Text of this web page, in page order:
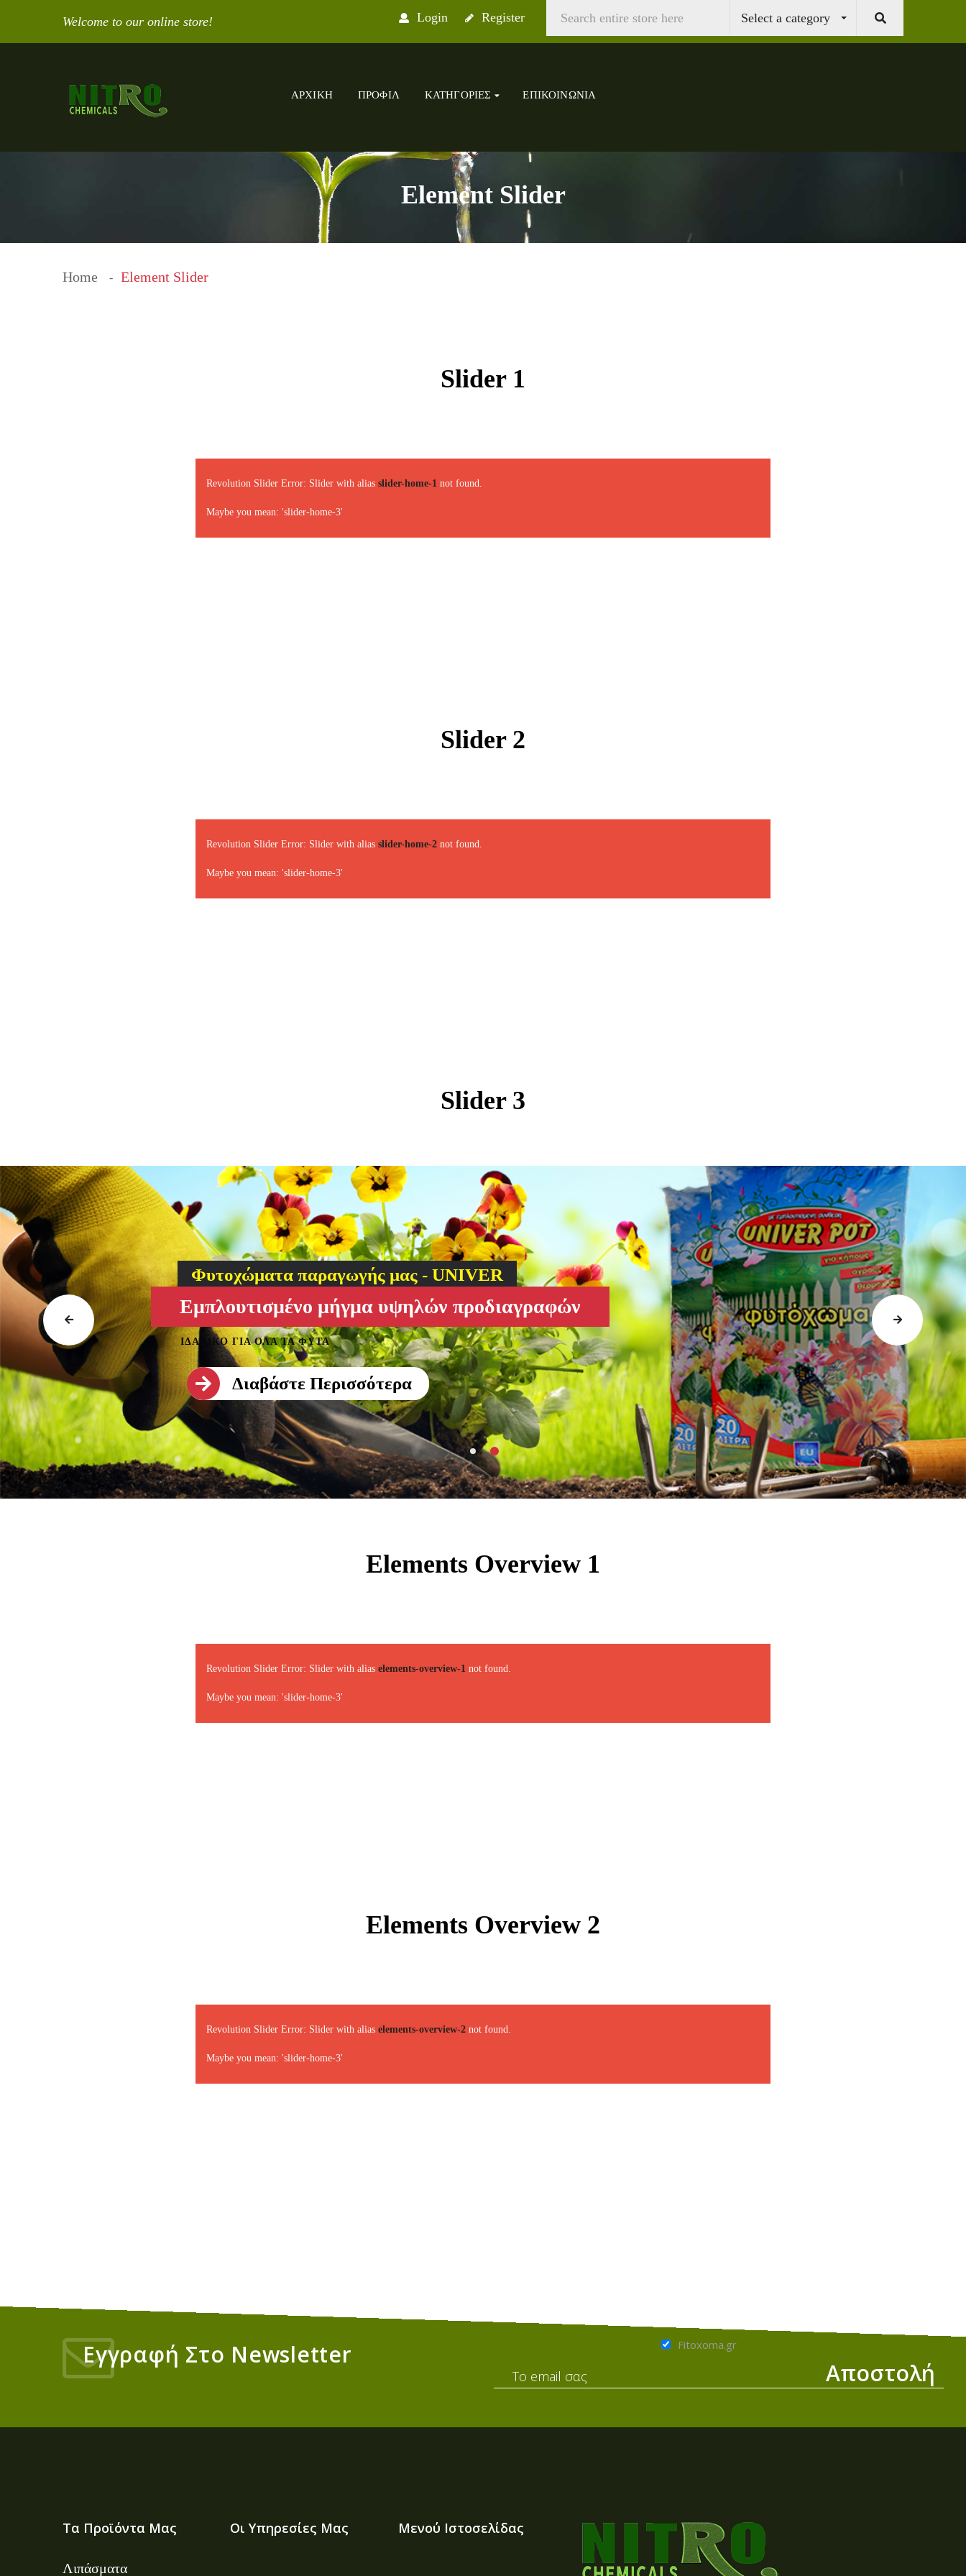
Welcome to our online store! Login Register Select a category
ΑΡΧΙΚΉ ΠΡΟΦΊΛ ΚΑΤΗΓΟΡΊΕΣ ΕΠΙΚΟΙΝΩΝΊΑ
Element Slider
Home Element Slider
Slider 1
Revolution Slider Error: Slider with alias slider-home-1 not found.
Maybe you mean: 'slider-home-3'
Slider 2
Revolution Slider Error: Slider with alias slider-home-2 not found.
Maybe you mean: 'slider-home-3'
Slider 3
Φυτοχώματα παραγωγής μας - UNIVER
Εμπλουτισμένο μήγμα υψηλών προδιαγραφών
ΙΔΑΝΙΚΟ ΓΙΑ ΟΛΑ ΤΑ ΦΥΤΑ
Διαβάστε Περισσότερα
Elements Overview 1
Revolution Slider Error: Slider with alias elements-overview-1 not found.
Maybe you mean: 'slider-home-3'
Elements Overview 2
Revolution Slider Error: Slider with alias elements-overview-2 not found.
Maybe you mean: 'slider-home-3'
Εγγραφή Στο Newsletter Fitoxoma.gr
Τα Προϊόντα Μας
Λιπάσματα
Οι Υπηρεσίες Μας Μενού Ιστοσελίδας